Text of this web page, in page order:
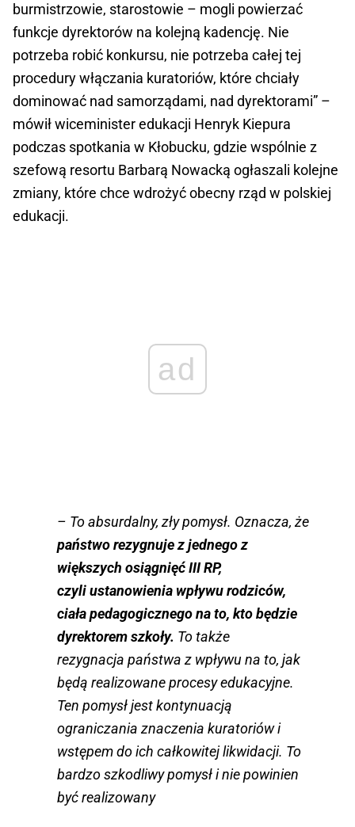
burmistrzowie, starostowie – mogli powierzać
funkcje dyrektorów na kolejną kadencję. Nie
potrzeba robić konkursu, nie potrzeba całej tej
procedury włączania kuratoriów, które chciały
dominować nad samorządami, nad dyrektorami” –
mówił wiceminister edukacji Henryk Kiepura
podczas spotkania w Kłobucku, gdzie wspólnie z
szefową resortu Barbarą Nowacką ogłaszali kolejne
zmiany, które chce wdrożyć obecny rząd w polskiej
edukacji.
ad
– To absurdalny, zły pomysł. Oznacza, że
państwo rezygnuje z jednego z
większych osiągnięć III RP,
czyli ustanowienia wpływu rodziców,
ciała pedagogicznego na to, kto będzie
dyrektorem szkoły. To także
rezygnacja państwa z wpływu na to, jak
będą realizowane procesy edukacyjne.
Ten pomysł jest kontynuacją
ograniczania znaczenia kuratoriów i
wstępem do ich całkowitej likwidacji. To
bardzo szkodliwy pomysł i nie powinien
być realizowany